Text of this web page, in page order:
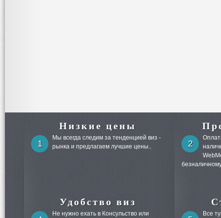
Низкие цены
1
Мы всегда следим за тенденцией виз -
рынка и предлагаем лучшие цены..
2
Удобство виз
Не нужно ехать в Консульство или
Все